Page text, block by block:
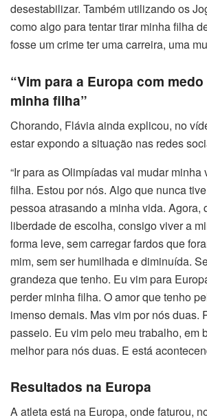
desestabilizar. Também utilizando os
como algo para tentar tirar minha filha
fosse um crime ter uma carreira, uma
“Vim para a Europa com
minha filha”
Chorando, Flávia ainda explicou, no
estar expondo a situação nas redes
“Ir para as Olimpíadas vai mudar minha
filha. Estou por nós. Algo que nunca
pessoa atrasando a minha vida. Agora,
liberdade de escolha, consigo viver a
forma leve, sem carregar fardos que
mim, sem ser humilhada e diminuída.
grandeza que tenho. Eu vim para
perder minha filha. O amor que tenho
imenso demais. Mas vim por nós duas.
passeio. Eu vim pelo meu trabalho, em
melhor para nós duas. E está
Resultados na Europa
A atleta está na Europa, onde faturou,